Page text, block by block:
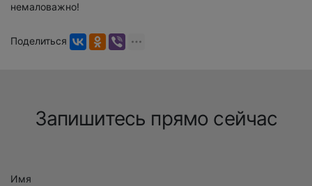
немаловажно!
Поделиться
Запишитесь прямо сейчас
Имя